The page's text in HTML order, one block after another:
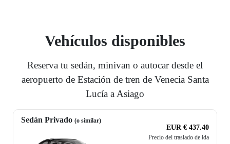
Vehículos disponibles
Reserva tu sedán, minivan o autocar desde el
aeropuerto de Estación de tren de Venecia Santa
Lucía a Asiago
Sedán Privado (o similar)
EUR € 437.40
Precio del traslado de ida